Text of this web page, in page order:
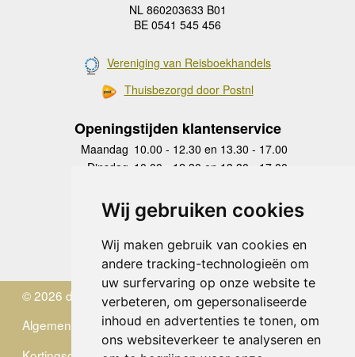
Wij gebruiken cookies
Wij maken gebruik van cookies en
andere tracking-technologieën om
uw surfervaring op onze website te
verbeteren, om gepersonaliseerde
inhoud en advertenties te tonen, om
ons websiteverkeer te analyseren en
NL 860203633 B01
BE 0541 545 456
Vereniging van Reisboekhandels
Thuisbezorgd door Postnl
Openingstijden klantenservice
Maandag 10.00 - 12.30 en 13.30 - 17.00
Dinsdag 10.00 - 12.30 en 13.30 - 17.00
Donderdag
10.00 - 12.30 en 13.30 - 17.00
Vrijdag 10.00 - 12.30 en 13.30 - 17.00
Zaterdag
gesloten
Zondag gesloten
© 2026 de Zwerver
Algemene Voorwaarden